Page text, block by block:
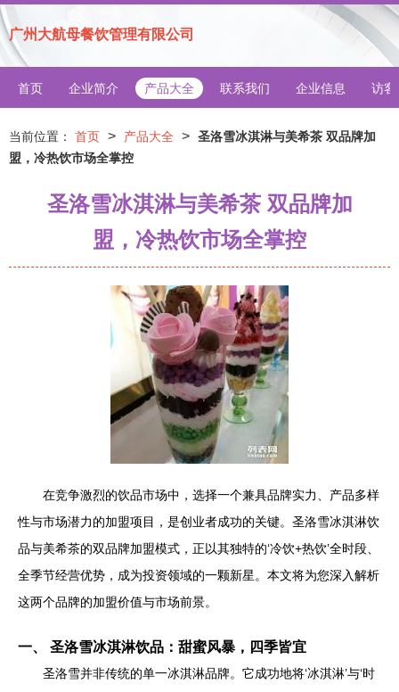
广州大航母餐饮管理有限公司
首页 企业简介 产品大全 联系我们 企业信息 访客
当前位置： 首页 > 产品大全 > 圣洛雪冰淇淋与美希茶 双品牌加
盟，冷热饮市场全掌控
圣洛雪冰淇淋与美希茶 双品牌加
盟，冷热饮市场全掌控
在竞争激烈的饮品市场中，选择一个兼具品牌实力、产品多样
性与市场潜力的加盟项目，是创业者成功的关键。圣洛雪冰淇淋饮
品与美希茶的双品牌加盟模式，正以其独特的‘冷饮+热饮’全时段、
全季节经营优势，成为投资领域的一颗新星。本文将为您深入解析
这两个品牌的加盟价值与市场前景。
一、 圣洛雪冰淇淋饮品：甜蜜风暴，四季皆宜
圣洛雪并非传统的单一冰淇淋品牌。它成功地将‘冰淇淋’与‘时